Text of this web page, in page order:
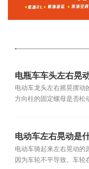
电瓶车车头左右晃
电动车龙头左右摇晃摆动
方向柱的固定螺母是否松
电动车左右晃动是
电动车骑起来左右晃动的
因为车轮不平导致。车轮